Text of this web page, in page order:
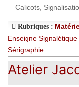
Calicots,
Rubriques :
Enseigne Signalétique
Sérigraphie
Atelier